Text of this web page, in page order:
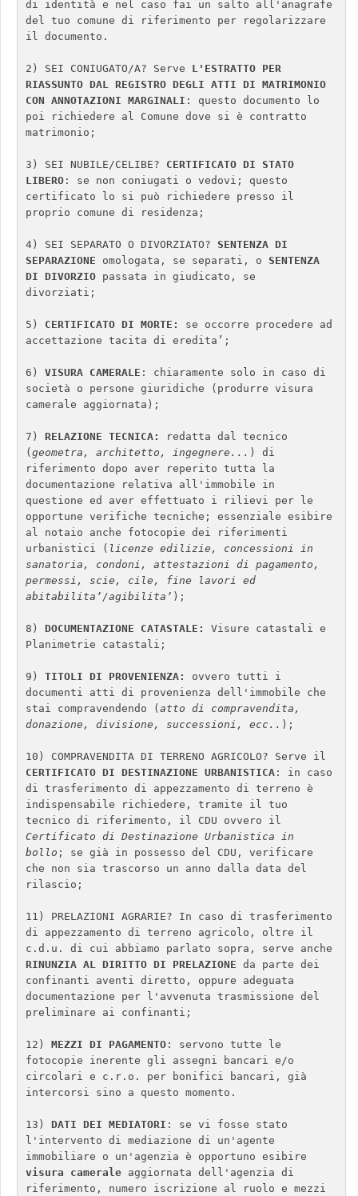
di identità e nel caso fai un salto all'anagrafe
del tuo comune di riferimento per regolarizzare
il documento.
2) SEI CONIUGATO/A? Serve L'ESTRATTO PER
RIASSUNTO DAL REGISTRO DEGLI ATTI DI MATRIMONIO
CON ANNOTAZIONI MARGINALI : questo documento lo
poi richiedere al Comune dove si è contratto
matrimonio;
3) SEI NUBILE/CELIBE? CERTIFICATO DI STATO
LIBERO : se non coniugati o vedovi; questo
certificato lo si può richiedere presso il
proprio comune di residenza;
4) SEI SEPARATO O DIVORZIATO? SENTENZA DI
SEPARAZIONE omologata, se separati, o SENTENZA
DI DIVORZIO passata in giudicato, se
divorziati;
5) CERTIFICATO DI MORTE:
se occorre procedere ad
accettazione tacita di eredita’;
6) VISURA CAMERALE : chiaramente solo in caso di
società o persone giuridiche (produrre visura
camerale aggiornata);
7) RELAZIONE TECNICA:
redatta dal tecnico
(geometra, architetto, ingegnere... ) di
riferimento dopo aver reperito tutta la
documentazione relativa all'immobile in
questione ed aver effettuato i rilievi per le
opportune verifiche tecniche; essenziale esibire
al notaio anche fotocopie dei riferimenti
urbanistici ( licenze edilizie, concessioni in
sanatoria, condoni, attestazioni di pagamento,
permessi, scie, cile, fine lavori ed
abitabilita’/agibilita’ );
8) DOCUMENTAZIONE CATASTALE:
Visure catastali e
Planimetrie catastali;
9) TITOLI DI PROVENIENZA: ovvero tutti i
documenti atti di provenienza dell'immobile che
stai compravendendo (atto di compravendita,
donazione, divisione, successioni, ecc.. );
CERTIFICATO DI DESTINAZIONE URBANISTICA : in caso
di trasferimento di appezzamento di terreno è
indispensabile richiedere, tramite il tuo
Certificato di Destinazione Urbanistica in
bollo ; se già in possesso del CDU, verificare
che non sia trascorso un anno dalla data del
rilascio;
11) PRELAZIONI AGRARIE? In caso di trasferimento
di appezzamento di terreno agricolo, oltre il
RINUNZIA AL DIRITTO DI PRELAZIONE da parte dei
confinanti aventi diretto, oppure adeguata
documentazione per l'avvenuta trasmissione del
preliminare ai confinanti;
12) MEZZI DI PAGAMENTO : servono tutte le
fotocopie inerente gli assegni bancari e/o
circolari e c.r.o. per bonifici bancari, già
intercorsi sino a questo momento.
13) DATI DEI MEDIATORI : se vi fosse stato
l'intervento di mediazione di un'agente
visura camerale aggiornata dell'agenzia di
riferimento, numero iscrizione al ruolo e mezzi